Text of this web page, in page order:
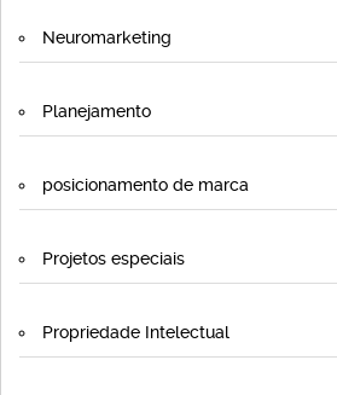
Neuromarketing
Planejamento
posicionamento de marca
Projetos especiais
Propriedade Intelectual